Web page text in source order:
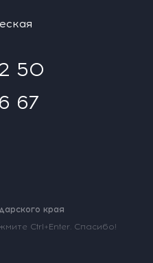
50
67
края
Ctrl+Enter. Спасибо!